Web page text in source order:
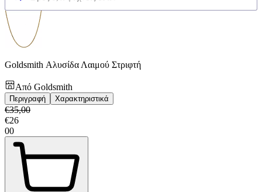
Goldsmith Αλυσίδα Λαιμού Στριφτή
Από Goldsmith
Περιγραφή Χαρακτηριστικά
€35,00
€26
00